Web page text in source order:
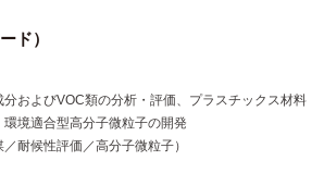
ド）
およびVOC類の分析・評価、プラスチックス材料
境適合型高分子微粒子の開発
耐候性評価／高分子微粒子）